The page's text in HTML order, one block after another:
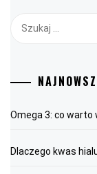
Omega 3: co warto
Dlaczego kwas